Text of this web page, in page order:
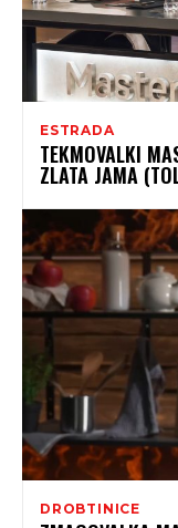
ESTRADA
TEKMOVALKI
ZLATA JAMA
DROBTINICE